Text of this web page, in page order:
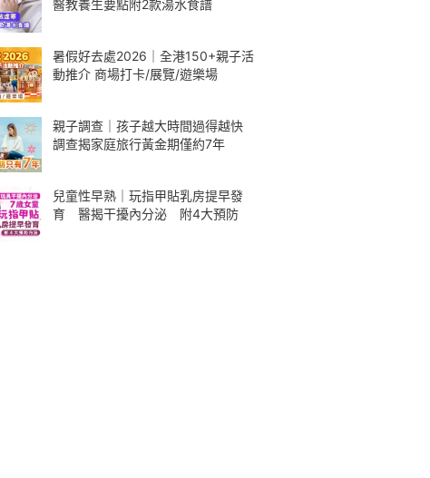
醫教養生要點附2款湯水食譜
暑假好去處2026｜全港150+親子活
動推介 商場打卡/展覽/遊樂場
親子調查｜孩子越大時間過得越快
調查揭家庭旅行黃金期僅約7年
兒童性早熟｜玩指甲貼乳房提早發
育 醫揭干擾內分泌 附4大預防